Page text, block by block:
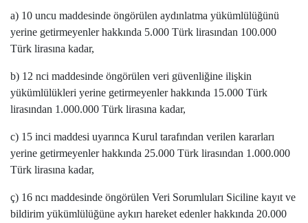
a) 10 uncu maddesinde öngörülen aydınlatma yükümlülüğünü
yerine getirmeyenler hakkında 5.000 Türk lirasından 100.000
Türk lirasına kadar,
b) 12 nci maddesinde öngörülen veri güvenliğine ilişkin
yükümlülükleri yerine getirmeyenler hakkında 15.000 Türk
lirasından 1.000.000 Türk lirasına kadar,
c) 15 inci maddesi uyarınca Kurul tarafından verilen kararları
yerine getirmeyenler hakkında 25.000 Türk lirasından 1.000.000
Türk lirasına kadar,
ç) 16 ncı maddesinde öngörülen Veri Sorumluları Siciline kayıt ve
bildirim yükümlülüğüne aykırı hareket edenler hakkında 20.000